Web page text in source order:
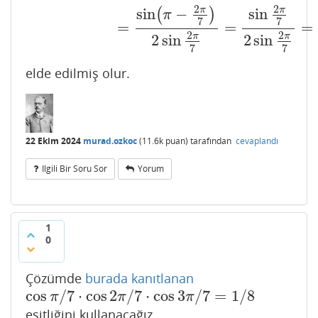
=
sin(π − 2π
7 )
2sin 2π
7
=
sin 2π
7
2sin 2π
7
=
elde edilmiş olur.
22 Ekim 2024 murad.ozkoc(11.6k puan) tarafından cevaplandı
Ilgili Bir Soru Sor Yorum
1
0
Çözümde burada kanıtlanan
cos π/7 ⋅ cos2π/7 ⋅ cos 3π/7 = 1/8
cos π/7⋅cos2π /7⋅cos 3 π/7=1/8
eşitliğini kullanacağız.